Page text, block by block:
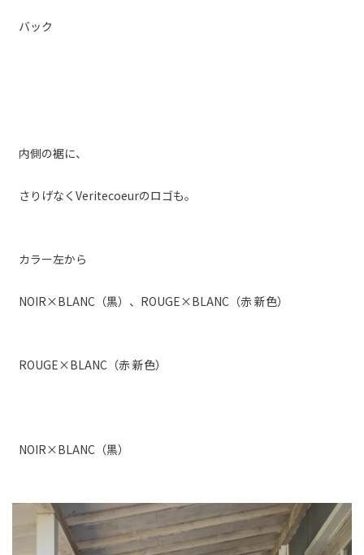
バック
内側の裾に、
さりげなくVeritecoeurのロゴも。
カラー左から
NOIR×BLANC（黒）、ROUGE×BLANC（赤 新色）
ROUGE×BLANC（赤 新色）
NOIR×BLANC（黒）